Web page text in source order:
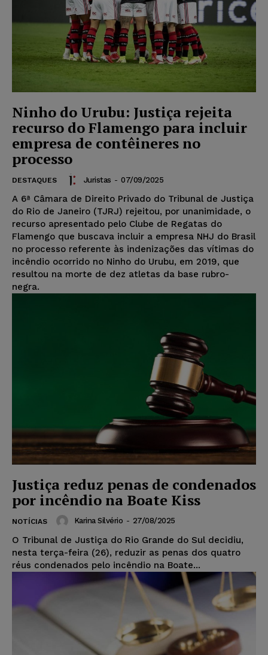
Ninho do Urubu: Justiça rejeita
recurso do Flamengo para incluir
empresa de contêineres no
processo
DESTAQUES Juristas - 07/09/2025
A 6ª Câmara de Direito Privado do Tribunal de Justiça
do Rio de Janeiro (TJRJ) rejeitou, por unanimidade, o
recurso apresentado pelo Clube de Regatas do
Flamengo que buscava incluir a empresa NHJ do Brasil
no processo referente às indenizações das vítimas do
incêndio ocorrido no Ninho do Urubu, em 2019, que
resultou na morte de dez atletas da base rubro-
negra.
Justiça reduz penas de condenados
por incêndio na Boate Kiss
NOTÍCIAS Karina Silvério - 27/08/2025
O Tribunal de Justiça do Rio Grande do Sul decidiu,
nesta terça-feira (26), reduzir as penas dos quatro
réus condenados pelo incêndio na Boate...